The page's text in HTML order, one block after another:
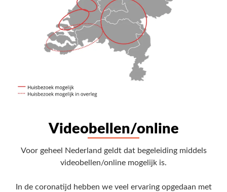
Videobellen/online
Voor geheel Nederland geldt dat begeleiding middels
videobellen/online mogelijk is.
In de coronatijd hebben we veel ervaring opgedaan met